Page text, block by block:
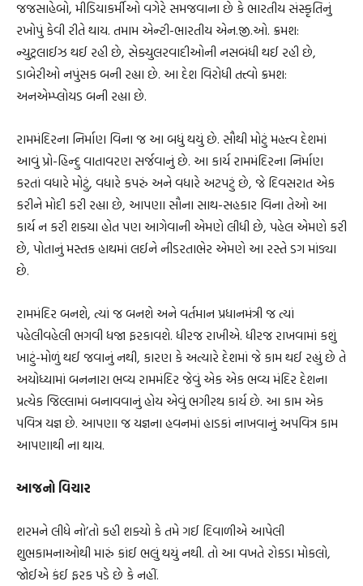
જજસાહેબો, મીડિયાકર્મીઓ વગેરે સમજવાના છે કે ભારતીય સંસ્કૃતિનું
રખોપું કેવી રીતે થાય. તમામ એન્ટી-ભારતીય એન.જી.ઓ. ક્રમશ:
ન્યુટ્રલાઈઝ થઈ રહી છે, સેક્યુલરવાદીઓની નસબંધી થઈ રહી છે,
ડાબેરીઓ નપુંસક બની રહ્યા છે. આ દેશ વિરોધી તત્ત્વો ક્રમશ:
અનએમ્પ્લોયડ બની રહ્યા છે.
રામમંદિરના નિર્માણ વિના જ આ બધું થયું છે. સૌથી મોટું મહત્ત્વ દેશમાં
આવું પ્રો-હિન્દુ વાતાવરણ સર્જવાનું છે. આ કાર્ય રામમંદિરના નિર્માણ
કરતાં વધારે મોટું, વધારે કપરું અને વધારે અટપટું છે, જે દિવસરાત એક
કરીને મોદી કરી રહ્યા છે, આપણા સૌના સાથ-સહકાર વિના તેઓ આ
કાર્ય ન કરી શક્યા હોત પણ આગેવાની એમણે લીધી છે, પહેલ એમણે કરી
છે, પોતાનું મસ્તક હાથમાં લઈને નીડરતાભેર એમણે આ રસ્તે ડગ માંડ્યા
છે.
રામમંદિર બનશે, ત્યાં જ બનશે અને વર્તમાન પ્રધાનમંત્રી જ ત્યાં
પહેલીવહેલી ભગવી ધજા ફરકાવશે. ધીરજ રાખીએ. ધીરજ રાખવામાં કશું
ખાટું-મોળું થઈ જવાનું નથી, કારણ કે અત્યારે દેશમાં જે કામ થઈ રહ્યું છે તે
અયોધ્યામાં બનનારા ભવ્ય રામમંદિર જેવું એક એક ભવ્ય મંદિર દેશના
પ્રત્યેક જિલ્લામાં બનાવવાનું હોય એવું ભગીરથ કાર્ય છે. આ કામ એક
પવિત્ર યજ્ઞ છે. આપણા જ યજ્ઞના હવનમાં હાડકાં નાખવાનું અપવિત્ર કામ
આપણાથી ના થાય.
આજનો વિચાર
શરમને લીધે નો’તો કહી શક્યો કે તમે ગઈ દિવાળીએ આપેલી
શુભકામનાઓથી મારું કાંઈ ભલું થયું નથી. તો આ વખતે રોકડા મોકલો,
જોઈએ કંઈ ફરક પડે છે કે નહીં.